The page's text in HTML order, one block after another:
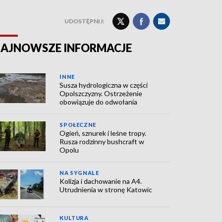
UDOSTĘPNIJ:
INFORMACJE
INNE
Susza hydrologiczna w części
Opolszczyzny. Ostrzeżenie
obowiązuje do odwołania
SPOŁECZNE
Ogień, sznurek i leśne tropy.
Rusza rodzinny bushcraft w
Opolu
NA SYGNALE
Kolizja i dachowanie na A4.
Utrudnienia w stronę Katowic
KULTURA